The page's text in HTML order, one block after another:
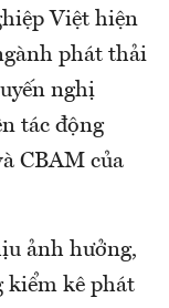
Việt hiện
phát thải
nghị
tác động
CBAM của
ảnh hưởng,
kiểm kê phát